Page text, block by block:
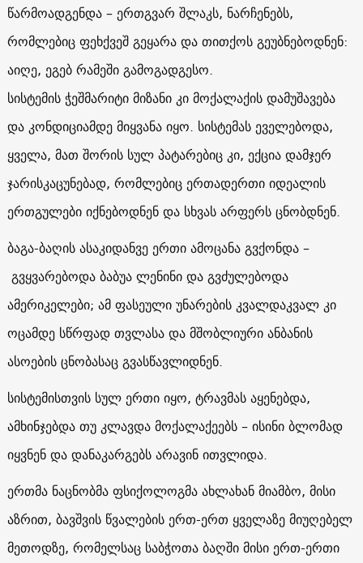
წარმოადგენდა – ერთგვარ შლაკს, ნარჩენებს,
რომლებიც ფეხქვეშ გეყარა და თითქოს გეუბნებოდნენ:
აიღე, ეგებ რამეში გამოგადგესო.
სისტემის ჭეშმარიტი მიზანი კი მოქალაქის დამუშავება
და კონდიციამდე მიყვანა იყო. სისტემას ეველებოდა,
ყველა, მათ შორის სულ პატარებიც კი, ექცია დამჯერ
ჯარისკაცუნებად, რომლებიც ერთადერთი იდეალის
ერთგულები იქნებოდნენ და სხვას არფერს ცნობდნენ.
ბაგა-ბაღის ასაკიდანვე ერთი ამოცანა გვქონდა –
გვყვარებოდა ბაბუა ლენინი და გვძულებოდა
ამერიკელები; ამ ფასეული უნარების კვალდაკვალ კი
ოცამდე სწრფად თვლასა და მშობლიური ანბანის
ასოების ცნობასაც გვასწავლიდნენ.
სისტემისთვის სულ ერთი იყო, ტრავმას აყენებდა,
ამხინჯებდა თუ კლავდა მოქალაქეებს – ისინი ბლომად
იყვნენ და დანაკარგებს არავინ ითვლიდა.
ერთმა ნაცნობმა ფსიქოლოგმა ახლახან მიამბო, მისი
აზრით, ბავშვის წვალების ერთ-ერთ ყველაზე მიუღებელ
მეთოდზე, რომელსაც საბჭოთა ბაღში მისი ერთ-ერთი